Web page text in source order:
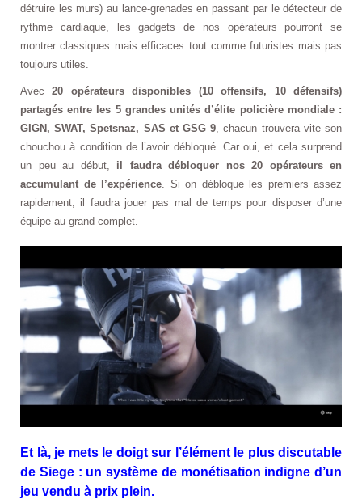
détruire les murs) au lance-grenades en passant par le détecteur de
rythme cardiaque, les gadgets de nos opérateurs pourront se
montrer classiques mais efficaces tout comme futuristes mais pas
toujours utiles.
Avec20 opérateurs disponibles (10 offensifs, 10 défensifs)
partagés entre les 5 grandes unités d’élite policière mondiale :
GIGN, SWAT, Spetsnaz, SAS et GSG 9 , chacun trouvera vite son
chouchou à condition de l’avoir débloqué. Car oui, et cela surprend
un peu au début,
il faudra débloquer nos 20 opérateurs en
accumulant de l’expérience . Si on débloque les premiers assez
rapidement, il faudra jouer pas mal de temps pour disposer d’une
équipe au grand complet.
Et là, je mets le doigt sur l’élément le plus discutable
de Siege : un système de monétisation indigne d’un
jeu vendu à prix plein.